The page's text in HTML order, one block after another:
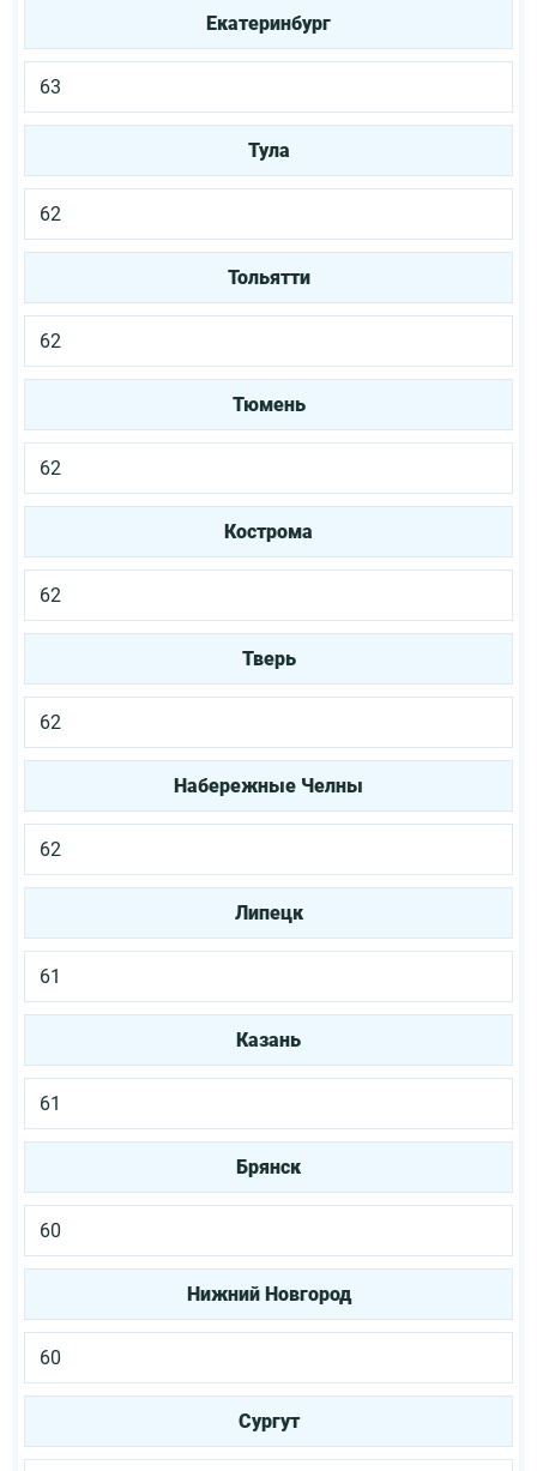
Екатеринбург
63
Тула
62
Тольятти
62
Тюмень
62
Кострома
62
Тверь
62
Набережные Челны
62
Липецк
61
Казань
61
Брянск
60
Нижний Новгород
60
Сургут